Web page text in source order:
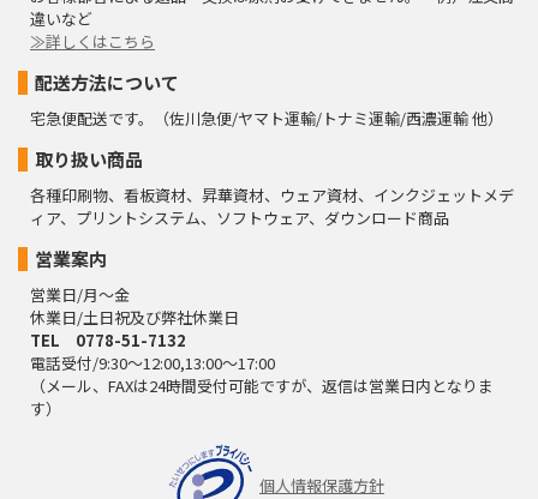
違いなど
≫詳しくはこちら
配送方法について
宅急便配送です。（佐川急便/ヤマト運輸/トナミ運輸/西濃運輸 他）
取り扱い商品
各種印刷物、看板資材、昇華資材、ウェア資材、インクジェットメデ
ィア、プリントシステム、ソフトウェア、ダウンロード商品
営業案内
営業日/月～金
休業日/土日祝及び弊社休業日
TEL 0778-51-7132
電話受付/9:30～12:00,13:00～17:00
（メール、FAXは24時間受付可能ですが、返信は営業日内となりま
す）
個人情報保護方針